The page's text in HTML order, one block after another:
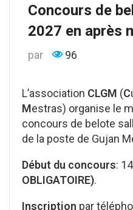
Concours de
2027 en après
par 96
L’association CLGM (C
Mestras) organise le
concours de belote
de la poste de Gujan
Début du concours:
OBLIGATOIRE).
Inscription par